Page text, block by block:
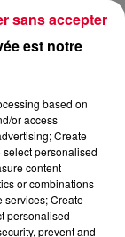
est notre
based on
or access
Create
personalised
content
or combinations
services; Create
personalised
prevent and
sans accepter